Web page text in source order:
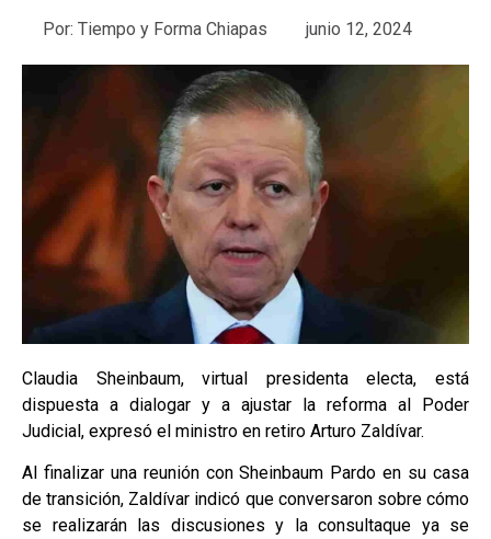
Por: Tiempo y Forma Chiapas junio 12, 2024
Claudia Sheinbaum, virtual presidenta electa, está
dispuesta a dialogar y a ajustar la reforma al Poder
Judicial, expresó el ministro en retiro Arturo Zaldívar.
Al finalizar una reunión con Sheinbaum Pardo en su casa
de transición, Zaldívar indicó que conversaron sobre cómo
se realizarán las discusiones y la consultaque ya se